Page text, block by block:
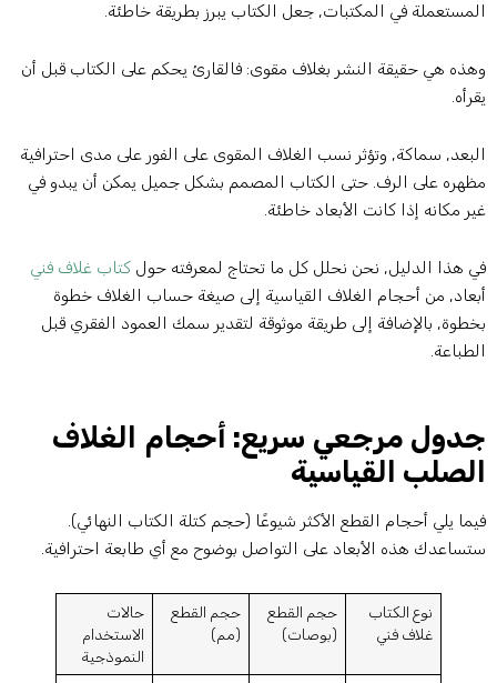
في المكتبات, جعل الكتاب يبرز بطريقة خاطئة.
هي حقيقة النشر بغلاف مقوى: فالقارئ يحكم على الكتاب قبل أن
سماكة, وتؤثر نسب الغلاف المقوى على الفور على مدى احترافية
على الرف. حتى الكتاب المصمم بشكل جميل يمكن أن يبدو في
مكانه إذا كانت الأبعاد خاطئة.
هذا الدليل, نحن نحلل كل ما تحتاج لمعرفته حول كتاب غلاف فني
من أحجام الغلاف القياسية إلى صيغة حساب الغلاف خطوة
بالإضافة إلى طريقة موثوقة لتقدير سمك العمود الفقري قبل
مرجعي سريع: أحجام الغلاف
القياسية
يلي أحجام القطع الأكثر شيوعًا (حجم كتلة الكتاب النهائي).
هذه الأبعاد على التواصل بوضوح مع أي طابعة احترافية.
نوع الكتاب
غلاف فني
حجم القطع
(بوصات)
حجم القطع
(مم)
حالات
الاستخدام
النموذجية